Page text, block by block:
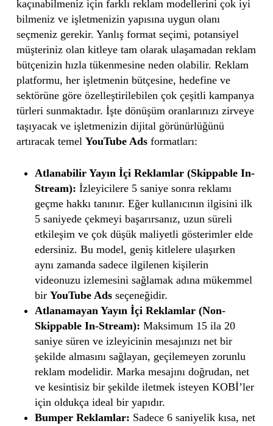
kaçınabilmeniz için farklı reklam modellerini çok iyi
bilmeniz ve işletmenizin yapısına uygun olanı
seçmeniz gerekir. Yanlış format seçimi, potansiyel
müşteriniz olan kitleye tam olarak ulaşamadan reklam
bütçenizin hızla tükenmesine neden olabilir. Reklam
platformu, her işletmenin bütçesine, hedefine ve
sektörüne göre özelleştirilebilen çok çeşitli kampanya
türleri sunmaktadır. İşte dönüşüm oranlarınızı zirveye
taşıyacak ve işletmenizin dijital görünürlüğünü
artıracak temel YouTube Adsformatları:
Atlanabilir Yayın İçi Reklamlar (Skippable In-
Stream): İzleyicilere 5 saniye sonra reklamı
geçme hakkı tanınır. Eğer kullanıcının ilgisini ilk
5 saniyede çekmeyi başarırsanız, uzun süreli
etkileşim ve çok düşük maliyetli gösterimler elde
edersiniz. Bu model, geniş kitlelere ulaşırken
aynı zamanda sadece ilgilenen kişilerin
videonuzu izlemesini sağlamak adına mükemmel
bir YouTube Adsseçeneğidir.
Atlanamayan Yayın İçi Reklamlar (Non-
Skippable In-Stream): Maksimum 15 ila 20
saniye süren ve izleyicinin mesajınızı net bir
şekilde almasını sağlayan, geçilemeyen zorunlu
reklam modelidir. Marka mesajını doğrudan, net
ve kesintisiz bir şekilde iletmek isteyen KOBİ’ler
için oldukça ideal bir yapıdır.
Bumper Reklamlar: Sadece 6 saniyelik kısa, net